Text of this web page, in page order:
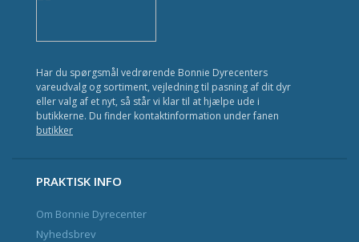
Fugl
Gnavere
Krybdyr
Nyhedsbrev og Kundeklub
Har du spørgsmål vedrørende Bonnie Dyrecenters
vareudvalg og sortiment, vejledning til pasning af dit dyr
eller valg af et nyt, så står vi klar til at hjælpe ude i
butikkerne. Du finder kontaktinformation under fanen
butikker
PRAKTISK INFO
Om Bonnie Dyrecenter
Nyhedsbrev